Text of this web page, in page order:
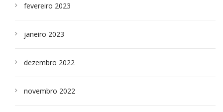
fevereiro 2023
janeiro 2023
dezembro 2022
novembro 2022